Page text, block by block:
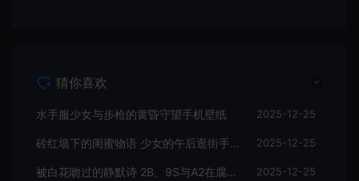
猜你喜欢
水手服少女与步枪的黄昏守望手机壁纸 2025-12-25
砖红墙下的闺蜜物语 少女的午后逛街手机壁纸 2025-12-25
被白花吻过的静默诗 2B、9S与A2在腐坏钢琴上的手机壁纸 2025-12-25